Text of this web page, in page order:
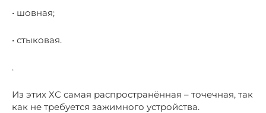
• шовная;
• стыковая.
.
Из этих ХС самая распространённая – точечная, так
как не требуется зажимного устройства.